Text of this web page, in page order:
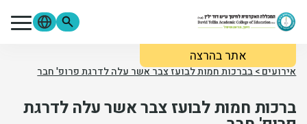
דילוג לתוכן העיקרי
אתר בהרצהמתעניינים סטודנטים
פורטל הסטודנטים
אירועים>בברכות חמות לבועז צבר אשר עלה לדרגת פרופ' חבר
ברכות חמות לבועז צבר אשר עלה לדרגת